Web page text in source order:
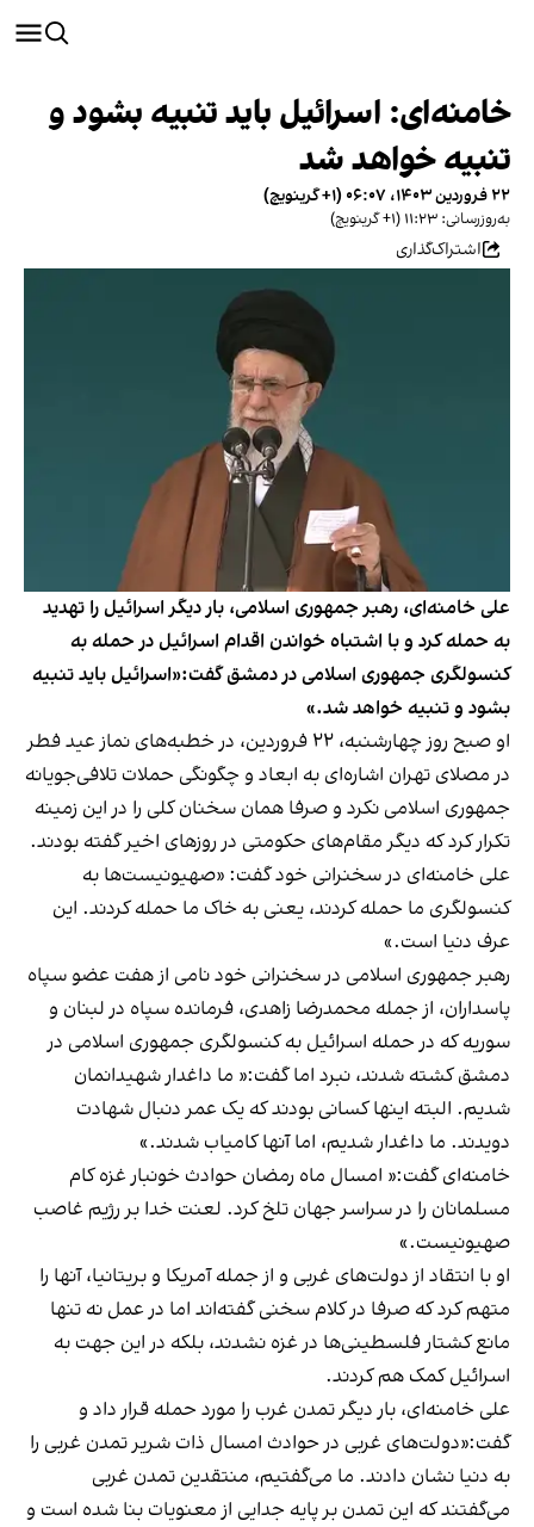
خامنه‌ای: اسرائیل باید تنبیه بشود و
تنبیه خواهد شد
۲۲ فروردین ۱۴۰۳، ۰۶:۰۷ (‎+۱ گرینویچ)
به‌روزرسانی: ۱۱:۲۳ (‎+۱ گرینویچ)
اشتراک‌گذاری
علی خامنه‌ای، رهبر جمهوری اسلامی، بار دیگر اسرائیل را تهدید
به حمله کرد و با اشتباه خواندن اقدام اسرائیل در حمله به
کنسولگری جمهوری اسلامی در دمشق گفت:«اسرائیل باید تنبیه
بشود و تنبیه خواهد شد.»
او صبح روز چهارشنبه، ۲۲ فروردین، در خطبه‌های نماز عید فطر
در مصلای تهران اشاره‌ای به ابعاد و چگونگی حملات تلافی‌جویانه
جمهوری اسلامی نکرد و صرفا همان سخنان کلی را در این زمینه
تکرار کرد که دیگر مقام‌های حکومتی در روزهای اخیر گفته بودند.
علی خامنه‌ای در سخنرانی خود گفت: «صهیونیست‌ها به
کنسولگری ما حمله کردند، یعنی به خاک ما حمله کردند. این
عرف دنیا است.»
رهبر جمهوری اسلامی در سخنرانی خود نامی از هفت عضو سپاه
پاسداران، از جمله محمدرضا زاهدی، فرمانده سپاه در لبنان و
سوریه که در حمله اسرائیل به کنسولگری جمهوری اسلامی در
دمشق کشته شدند، نبرد اما گفت:« ما داغدار شهیدانمان
شدیم. البته اینها کسانی بودند که یک عمر دنبال شهادت
دویدند. ما داغدار شدیم، اما آنها کامیاب شدند.»
خامنه‌ای گفت:« امسال ماه رمضان حوادث خونبار غزه کام
مسلمانان را در سراسر جهان تلخ کرد. لعنت خدا بر رژیم غاصب
صهیونیست.»
او با انتقاد از دولت‌های غربی و از جمله آمریکا و بریتانیا، آنها را
متهم کرد که صرفا در کلام سخنی گفته‌اند اما در عمل نه تنها
مانع کشتار فلسطینی‌ها در غزه نشدند، بلکه در این جهت به
اسرائیل کمک هم کردند.
علی خامنه‌ای، بار دیگر تمدن غرب را مورد حمله قرار داد و
گفت:«دولت‌های غربی در حوادث امسال ذات شریر تمدن غربی را
به دنیا نشان دادند. ما می‌گفتیم، منتقدین تمدن غربی
می‌گفتند که این تمدن بر پایه جدایی از معنویات بنا شده است و